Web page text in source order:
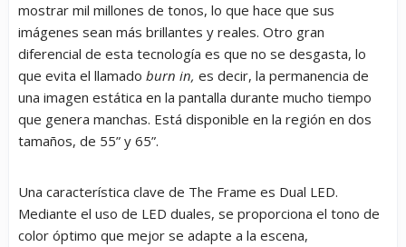
mostrar mil millones de tonos, lo que hace que sus
imágenes sean más brillantes y reales. Otro gran
diferencial de esta tecnología es que no se desgasta, lo
que evita el llamado burn in, es decir, la permanencia de
una imagen estática en la pantalla durante mucho tiempo
que genera manchas. Está disponible en la región en dos
tamaños, de 55” y 65”.
Una característica clave de The Frame es Dual LED.
Mediante el uso de LED duales, se proporciona el tono de
color óptimo que mejor se adapte a la escena,